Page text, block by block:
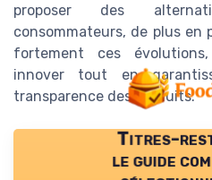
proposer des
consommateurs, de plus
fortement ces
innover tout en
transparence des produits.
Titres-
le guide